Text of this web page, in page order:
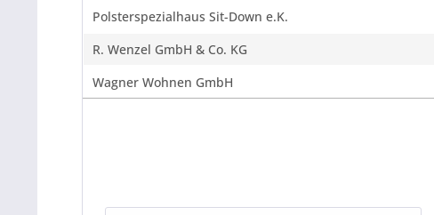
Polsterspezialhaus Sit-Down e.K.
R. Wenzel GmbH & Co. KG
Wagner Wohnen GmbH